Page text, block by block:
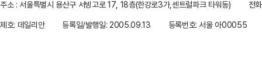
주소 : 서울특별시 용산구 서빙고로 17, 18층(한강로3가,센트럴파크 타워동)
전
제호: 데일리안
등록일/발행일: 2005.09.13 등록번호: 서울 아00055